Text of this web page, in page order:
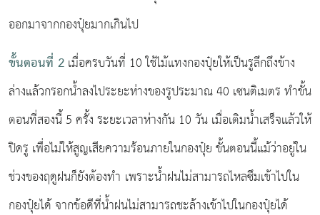
ออกมาจากกองปุ๋ยมากเกินไป
ขั้นตอนที่ 2เมื่อครบวันที่ 10 ใช้ไม้แทงกองปุ๋ยให้เป็นรูลึกถึงข้าง
ล่างแล้วกรอกน้ำลงไประยะห่างของรูประมาณ 40 เซนติเมตร ทําขั้น
ตอนที่สองนี้ 5 ครั้ง ระยะเวลาห่างกัน 10 วัน เมื่อเติมน้ำเสร็จแล้วให้
ปิดรู เพื่อไม่ให้สูญเสียความร้อนภายในกองปุ๋ย ขั้นตอนนี้แม้ว่าอยู่ใน
ช่วงของฤดูฝนก็ยังต้องทํา เพราะน้ำฝนไม่สามารถไหลซึมเข้าไปใน
กองปุ๋ยได้ จากข้อดีที่น้ำฝนไม่สามารถชะล้างเข้าไปในกองปุ๋ยได้